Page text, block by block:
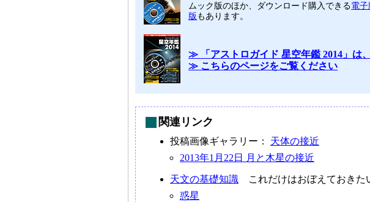
ムック版のほか、ダウンロード購入できる電子
版もあります。
≫ 「アストロガイド 星空年鑑 2014」は、
≫ こちらのページをご覧ください
関連リンク
投稿画像ギャラリー： 天体の接近
2013年1月22日 月と木星の接近
天文の基礎知識 これだけはおぼえておき
惑星